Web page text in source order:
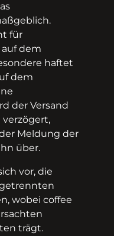
für
dem
haftet
dem
der Versand
Meldung der
über.
vor, die
wobei coffee
trägt.